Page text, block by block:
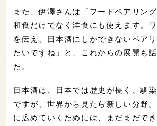
また、伊澤さんは「フードペアリング
和食だけでなく洋食にも使えます。
を伝え、日本酒にしかできないペア
たいですね」と、これからの展開も
た。
日本酒は、日本では歴史が長く、馴
ですが、世界から見たら新しい分野
に広めていくためには、まだまだで